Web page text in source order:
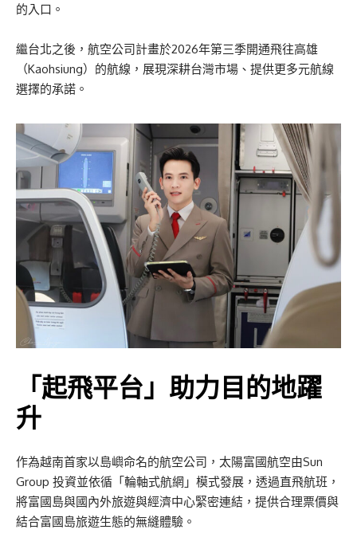
的入口。
繼台北之後，航空公司計畫於2026年第三季開通飛往高雄
（Kaohsiung）的航線，展現深耕台灣市場、提供更多元航線
選擇的承諾。
「起飛平台」助力目的地躍
升
作為越南首家以島嶼命名的航空公司，太陽富國航空由Sun
Group 投資並依循「輪軸式航網」模式發展，透過直飛航班，
將富國島與國內外旅遊與經濟中心緊密連結，提供合理票價與
結合富國島旅遊生態的無縫體驗。